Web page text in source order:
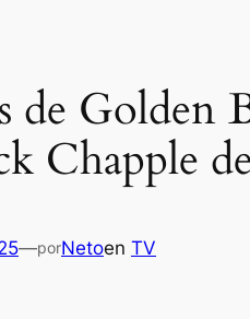
de Golden
Chapple
—porNetoen TV